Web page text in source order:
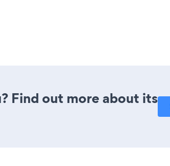
Find out more about its